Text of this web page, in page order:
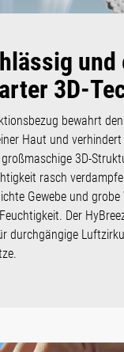
und
3D-
bewahrt
Haut und
3D-
rasch
Gewebe und
Der
durchgängige